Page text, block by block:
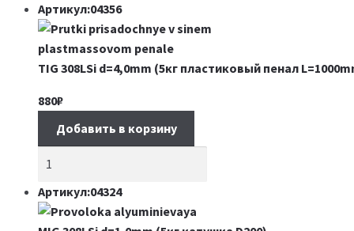
Артикул:04356
TIG 308LSi d=4,0mm (5кг пластиковый пенал
880₽
Добавить в корзину
Артикул:04324